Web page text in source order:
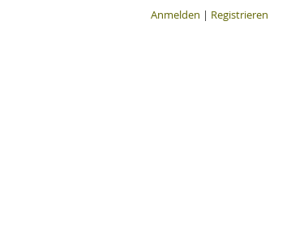
Anmelden | Registrieren